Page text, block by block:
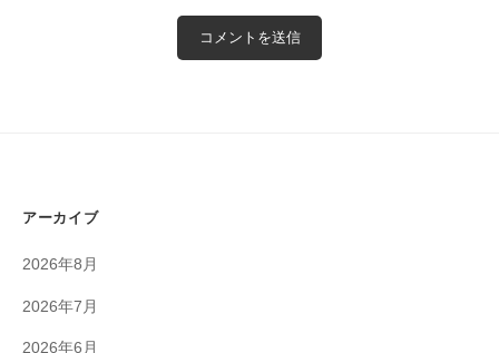
アーカイブ
2026年8月
2026年7月
2026年6月